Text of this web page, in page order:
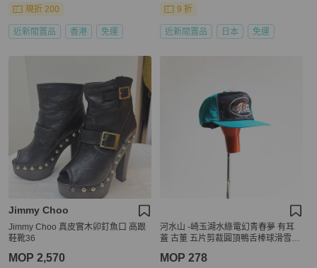
現折 200
近新閒置品 香港 免運
9 折
近新閒置品 日本 免運
Jimmy Choo
Jimmy Choo 真皮實木卯釘魚口 高跟
鞋靴36
MOP 2,570
河水山 -崎玉湖水綠電幻青春夢 有耳
蓋 古董 五片剪裁圓頂鴨舌棒球滑雪帽
MOP 278